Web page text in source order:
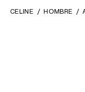
CELINE HOMBRE